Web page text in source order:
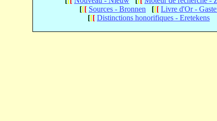
[[[ Sources - Bronnen [[[ Livre d'Or -
[[[ Distinctions honorifiques - Eretekens